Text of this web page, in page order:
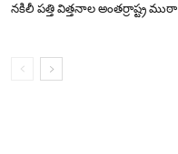
నకిలీ పత్తి విత్తనాల అంతర్రాష్ట్ర ముఠా